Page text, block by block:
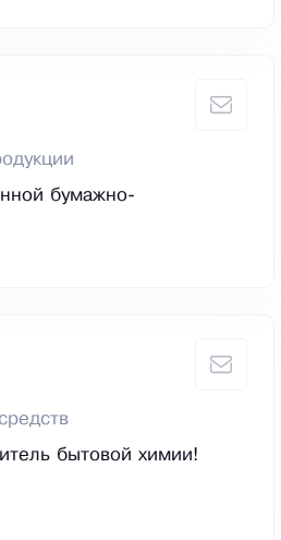
бумажно-
бытовой химии!